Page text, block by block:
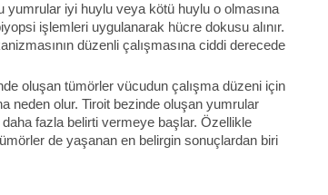
yumrular iyi huylu veya kötü huylu o olmasına
işlemleri uygulanarak hücre dokusu alınır.
düzenli çalışmasına ciddi derecede
oluşan tümörler vücudun çalışma düzeni için
neden olur. Tiroit bezinde oluşan yumrular
fazla belirti vermeye başlar. Özellikle
de yaşanan en belirgin sonuçlardan biri